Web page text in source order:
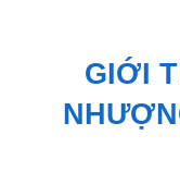
GIỚI